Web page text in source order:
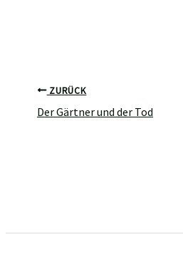
ZURÜCK
Der Gärtner und der Tod